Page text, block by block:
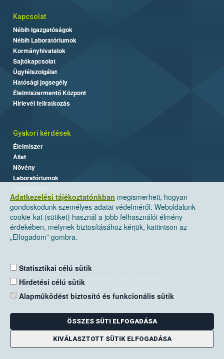
Adatkezelési tájékoztatónkban megismerheti, hogyan
gondoskodunk személyes adatai védelméről. Weboldalunk
cookie-kat (sütiket) használ a jobb felhasználói élmény
érdekében, melynek biztosításához kérjük, kattintson az
„Elfogadom” gombra.
Statisztikai célú sütik
Hirdetési célú sütik
Alapműködést biztosító és funkcionális sütik
ÖSSZES SÜTI ELFOGADÁSA
KIVÁLASZTOTT SÜTIK ELFOGADÁSA
Kapcsolat
Nébih Igazgatóságok
Nébih Laboratóriumok
Kormányhivatalok
Sajtókapcsolat
Ügyfélszolgálat
Hatósági jogsegély
Élelmiszermentő Központ
Hírlevél feliratkozás
Gyakori kérdések
Élelmiszer
Állat
Növény
Laboratóriumok
Nemzeti Élelmiszerlánc-biztonsági Hivatal
Levelezési cím: 1525 Budapest. Pf. 30.
E-mail:ugyfelszolgalat@nebih.gov.hu
Zöld szám: 06-80/263-244
Telefon: 06-1/ 336-9000